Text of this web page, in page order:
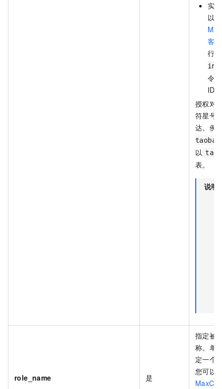
实
以
客
行
令
ID。
授权对
符星号
达。例
以
表。
说明
role_name 是
指定被
称。单
定一个
您可以